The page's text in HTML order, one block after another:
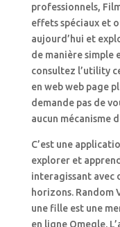
professionnels,
effets spéciaux et
aujourd’hui et
de manière simple
consultez l’utility
en web web page
demande pas de
aucun mécanisme
C’est une
explorer et
interagissant avec
horizons. Random
une fille est une
en ligne Omegle.